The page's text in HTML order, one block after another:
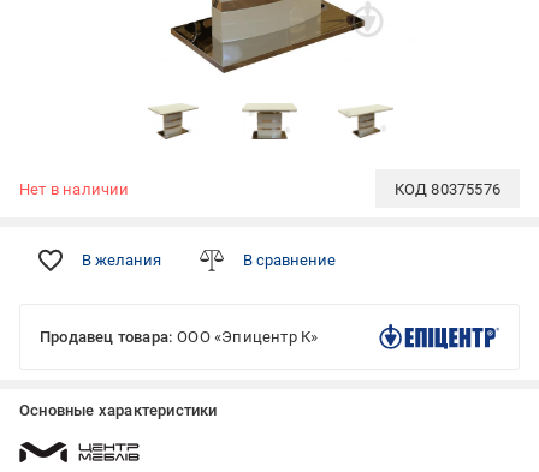
Нет в наличии КОД80375576
В желания В сравнение
Продавец товара: ООО «Эпицентр К»
Основные характеристики